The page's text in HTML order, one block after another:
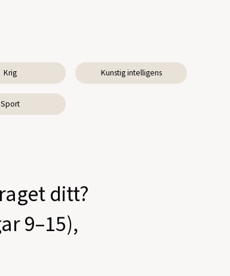
Krig Kunstig intelligens
Sport
ditt?
9–15),